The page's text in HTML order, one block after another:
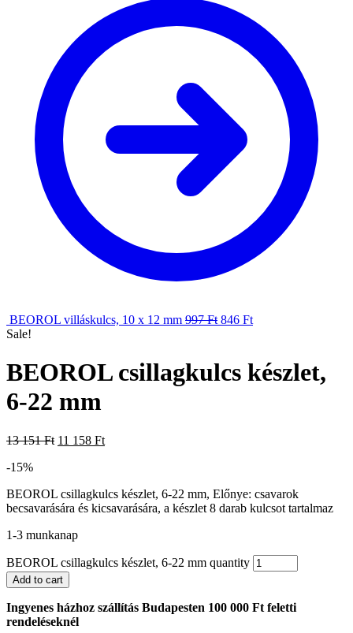
BEOROL villáskulcs, 10 x 12 mm 997Ft 846 Ft
Sale!
BEOROL csillagkulcs készlet,
6-22 mm
13 151Ft 11 158 Ft
-15%
BEOROL csillagkulcs készlet, 6-22 mm, Előnye: csavarok
becsavarására és kicsavarására, a készlet 8 darab kulcsot tartalmaz
1-3 munkanap
BEOROL csillagkulcs készlet, 6-22 mm quantity
Add to cart
Ingyenes házhoz szállítás Budapesten 100 000 Ft feletti
rendeléseknél